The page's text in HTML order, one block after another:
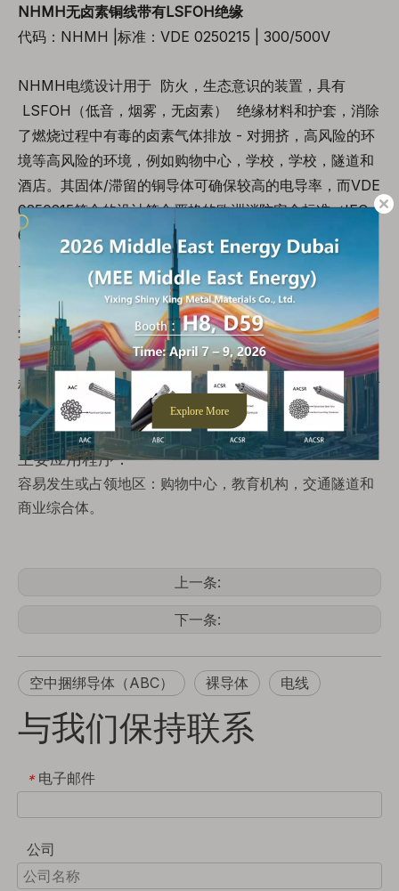
NHMH无卤素铜线带有LSFOH绝缘
代码：NHMH |标准：VDE 0250215 | 300/500V
NHMH电缆设计用于 防火，生态意识的装置，具有
LSFOH（低音，烟雾，无卤素） 绝缘材料和护套，消除
了燃烧过程中有毒的卤素气体排放 - 对拥挤，高风险的环
境等高风险的环境，例如购物中心，学校，学校，隧道和
酒店。其固体/滞留的铜导体可确保较高的电导率，而VDE
0250215符合的设计符合严格的欧洲消防安全标准（IEC
60332-1-2），减少了烟雾蔓延并在紧急情况下保护乘
关键优势：
零卤素，低烟：防止火灾中有害烟雾的保障措施，非常适
合公共和封闭空间。
稳健的结构：LSFOH绝缘 +填充 +填充物，用于耐用的耐
火性能（EN 50363-5/8）。
主要应用程序：
容易发生或占领地区：购物中心，教育机构，交通隧道和
商业综合体。
上一条:
下一条:
空中捆绑导体（ABC） 裸导体 电线
与我们保持联系
* 电子邮件
公司